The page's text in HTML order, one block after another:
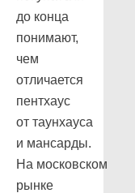
до конца
понимают,
чем
отличается
пентхаус
от таунхауса
и мансарды.
На московском
рынке